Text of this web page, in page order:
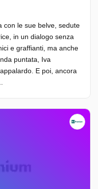
con le sue belve, sedute
in un dialogo senza
e graffianti, ma anche
puntata, Iva
E poi, ancora